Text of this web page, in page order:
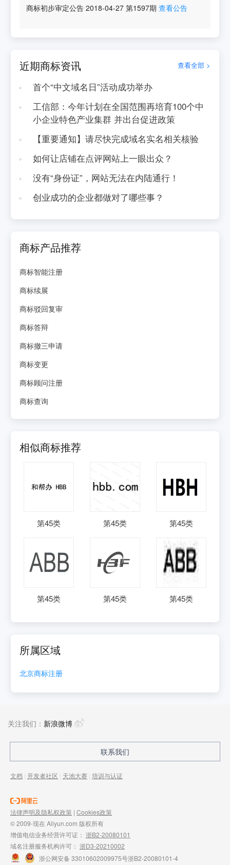
商标初步审定公告 2018-04-27 第1597期 查看公告
近期商标资讯 查看全部 >
首个“中文域名日”活动成功举办
工信部：今年计划在全国范围再培育100个中
小企业特色产业集群 并出台促进政策
【重要通知】请尽快完成域名实名相关核验
如何让店铺在点评网站上一眼出众？
没有“身份证”，网站无法在内陆通行！
创业成功的企业都做对了哪些事？
商标产品推荐
商标智能注册
商标续展
商标驳回复审
商标答辩
商标撤三申请
商标变更
商标顾问注册
商标查询
相似商标推荐
第45类 第45类 第45类
第45类 第45类 第45类
所属区域
北京商标注册